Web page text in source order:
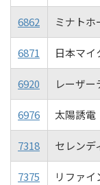
6862 ミナトホ
6871 日本マイ
6920 レーザー
6976 太陽誘電
7318 セレンデ
7375 リファイ